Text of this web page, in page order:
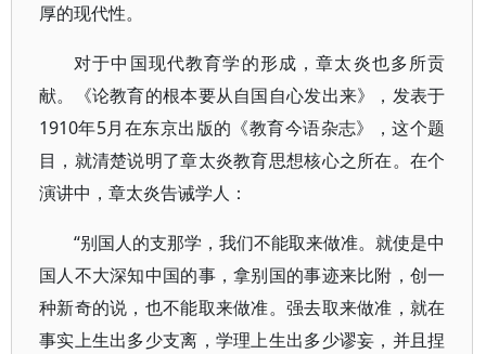
厚的现代性。
对于中国现代教育学的形成，章太炎也多所贡
献。《论教育的根本要从自国自心发出来》，发表于
1910年5月在东京出版的《教育今语杂志》，这个题
目，就清楚说明了章太炎教育思想核心之所在。在个
演讲中，章太炎告诫学人：
“别国人的支那学，我们不能取来做准。就使是中
国人不大深知中国的事，拿别国的事迹来比附，创一
种新奇的说，也不能取来做准。强去取来做准，就在
事实上生出多少支离，学理上生出多少谬妄，并且捏